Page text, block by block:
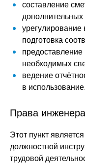
составление
дополнительных
урегулирование
подготовка
необходимых
ведение
в использование.
Права
Этот пункт
должностной
трудовой